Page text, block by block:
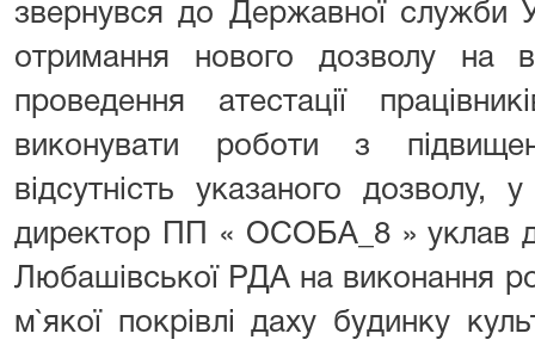
звернувся до Державної служби
отримання нового дозволу на
проведення атестації
виконувати роботи з
відсутність указаного
директор ПП « ОСОБА_8 » уклав
Любашівської РДА на виконання
м`якої покрівлі даху будинку